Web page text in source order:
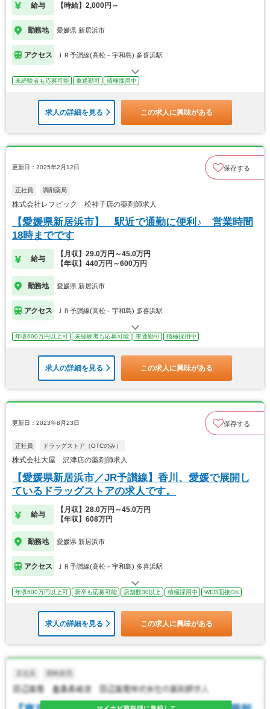
給与 【時給】2,000円～
勤務地 愛媛県 新居浜市
アクセス ＪＲ予讃線(高松－宇和島) 多喜浜駅
未経験者も応募可能 車通勤可 積極採用中
求人の詳細を見る この求人に興味がある
更新日：2025年2月12日 保存する
正社員 調剤薬局
株式会社レフピック 松神子店の薬剤師求人
【愛媛県新居浜市】 駅近で通勤に便利♪ 営業時間
18時までです
給与
【月収】29.0万円～45.0万円
【年収】440万円～600万円
勤務地 愛媛県 新居浜市
アクセス ＪＲ予讃線(高松－宇和島) 多喜浜駅
年収600万円以上可 未経験者も応募可能 車通勤可 積極採用中
求人の詳細を見る この求人に興味がある
更新日：2023年8月23日 保存する
正社員 ドラッグストア（OTCのみ）
株式会社大屋 沢津店の薬剤師求人
【愛媛県新居浜市／JR予讃線】香川、愛媛で展開し
ているドラッグストアの求人です。
給与
【月収】28.0万円～45.0万円
【年収】608万円
勤務地 愛媛県 新居浜市
アクセス ＪＲ予讃線(高松－宇和島) 多喜浜駅
年収600万円以上可 新卒も応募可能 店舗数30以上 積極採用中 WEB面接OK
求人の詳細を見る この求人に興味がある